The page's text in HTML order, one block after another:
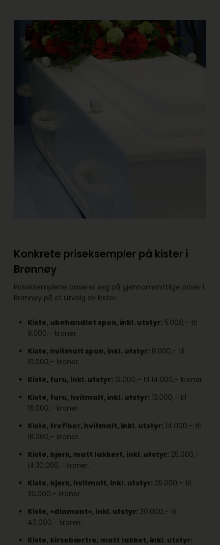
Konkrete priseksempler på kister i
Brønnøy
Priseksemplene baserer seg på gjennomsnittlige priser i
Brønnøy på et utvalg av kister.
Kiste, ubehandlet spon, inkl. utstyr: 5.000,– til
9.000,– kroner.
Kiste, hvitmalt spon, inkl. utstyr: 8.000,– til
10.000,– kroner.
Kiste, furu, inkl. utstyr: 12.000,– til 14.000,– kroner.
Kiste, furu, hvitmalt, inkl. utstyr: 13.000,– til
16.000,– kroner.
Kiste, trefiber, hvitmalt, inkl. utstyr: 14.000,– til
18.000,– kroner.
Kiste, bjørk, matt lakkert, inkl. utstyr: 25.000,–
til 30.000,– kroner.
Kiste, bjørk, hvitmalt, inkl. utstyr: 25.000,– til
30.000,– kroner.
Kiste, «diamant», inkl. utstyr: 30.000,– til
40.000,– kroner.
Kiste, kirsebærtre, matt lakket, inkl. utstyr: